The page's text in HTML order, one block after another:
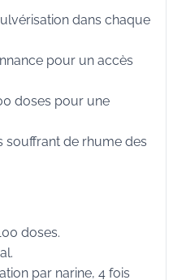
dans chaque
pour un accès
doses pour une
souffrant de rhume des
doses.
par narine, 4 fois